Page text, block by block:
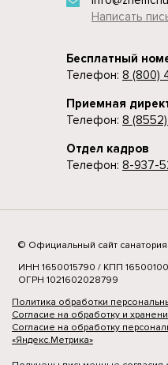
Написать
Бесплатный
Телефон: 8 (800)
Приемная
Телефон: 8
Отдел кадров
Телефон: 8-937-
© Официальный сайт
ИНН 1650015790 / КПП
ОГРН 1021602028799
Политика обработки
Согласие на обработку и
Согласие на обработку
«Яндекс.Метрика»